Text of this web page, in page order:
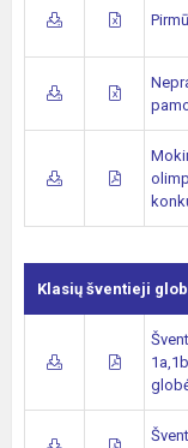
Klasių šventieji